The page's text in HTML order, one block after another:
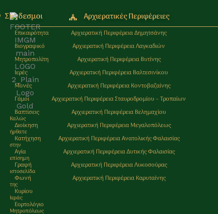
Καλώς
ήρθατε
στην
επίσημη
ιστοσελίδα
της
Ιεράς
Μητρoπόλεως
Σύνδεσμοι
Επικαιρότητα
Βιογραφικό
Μητροπολίτη
Ιερές
Μονές
Γάμοι
Βαπτίσεις
Διοίκηση
Κατήχηση
Αγία
Γραφή
Φωνή
Κυρίου
Εορτολόγιο
Αρχιερατικές Περιφέρειες
Αρχιερατική Περιφέρεια Δημητσάνης
Αρχιερατική Περιφέρεια Λαγκαδιών
Αρχιερατική Περιφέρεια Βυτίνης
Αρχιερατική Περιφέρεια Βαλτεσινίκου
Αρχιερατική Περιφέρεια Κοντοβαζαίνης
Αρχιερατική Περιφέρεια Σταυροδρομίου – Τροπαίων
Αρχιερατική Περιφέρεια Βελημαχίου
Αρχιερατική Περιφέρεια Μεγαλοπόλεως
Αρχιερατική Περιφέρεια Ανατολικής Φαλαισίας
Αρχιερατική Περιφέρεια Δυτικής Φαλαισίας
Αρχιερατική Περιφέρεια Λυκοσούρας
Αρχιερατική Περιφέρεια Καρυταίνης